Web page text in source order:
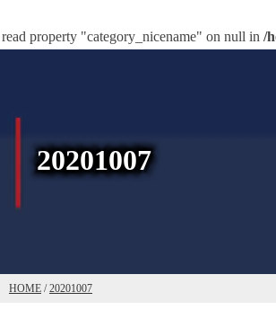
property "category_nicename" on null in /
20201007
HOME /20201007